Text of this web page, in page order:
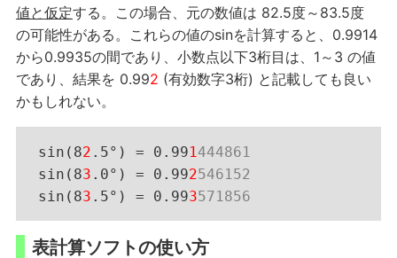
値と仮定する。この場合、元の数値は 82.5度～83.5度
の可能性がある。これらの値のsinを計算すると、0.9914
から0.9935の間であり、小数点以下3桁目は、1～3 の値
であり、結果を 0.992 (有効数字3桁) と記載しても良い
かもしれない。
sin(82 .5°) = 0.991444861
sin(83 .0°) = 0.992546152
sin(83 .5°) = 0.993
表計算ソフトの使い方